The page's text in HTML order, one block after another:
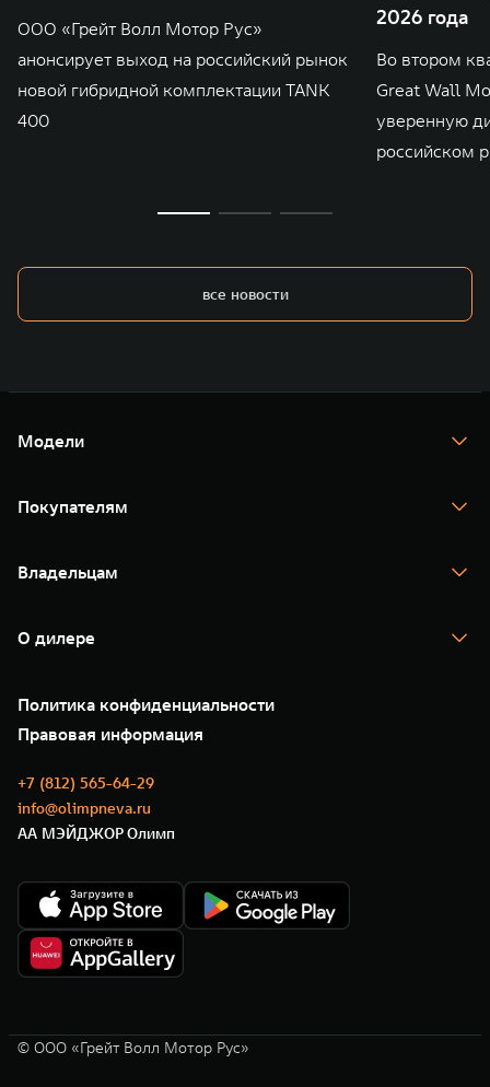
ООО «Грейт Волл Мотор Рус»
анонсирует выход на российский рынок
новой гибридной комплектации TANK
400
2026 года
Во втором
Great Wall
уверенную
российском
все новости
Модели
TANK 400
TANK 500
Покупателям
Тест-драйв
TANK Финансы
Корпоративным клиентам
Зарядные станции
Владельцам
Помощь на дороге
Новые цифровые сервисы TANK
Сервис
Нулевое ТО
Моторные масла
О дилере
35 лет GWM
GWM ТЕХ ДЕНЬ
Новости
Политика конфиденциальности
Правовая информация
+7 (812) 565-64-29
info@olimpneva.ru
АА МЭЙДЖОР Олимп
© ООО «Грейт Волл Мотор Рус»